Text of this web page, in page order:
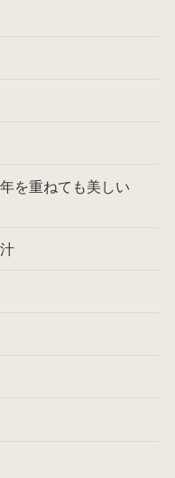
を重ねても美しい